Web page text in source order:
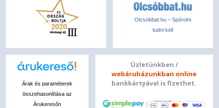
Olcsóbbat.hu – Spórolni
tudni kell
Árak és paraméterek
összehasonlítása az
Árukeresőn
Üzletünkben /
webáruházunkban online
bankkártyával is fizethet.